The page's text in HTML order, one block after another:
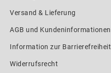
Versand & Lieferung
AGB und Kundeninformationen
Information zur Barrierefreiheit
Widerrufsrecht